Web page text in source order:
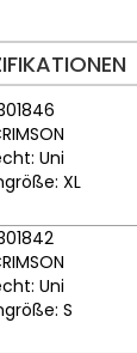
Uni
XL
Uni
S